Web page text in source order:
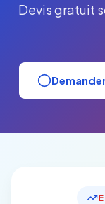
Devis gratuit